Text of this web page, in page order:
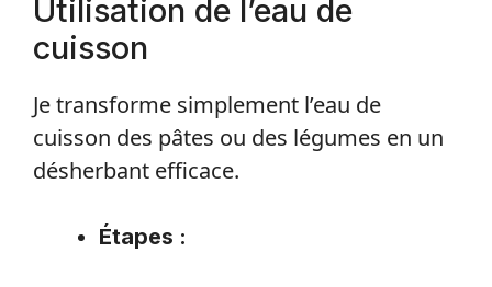
Utilisation de l’eau de
cuisson
Je transforme simplement l’eau de
cuisson des pâtes ou des légumes en un
désherbant efficace.
Étapes :